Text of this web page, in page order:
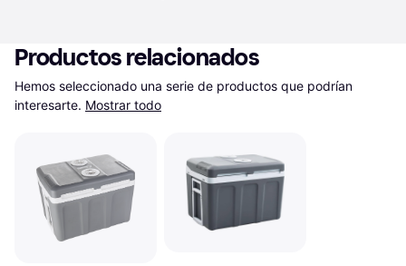
Productos relacionados
Hemos seleccionado una serie de productos que podrían
interesarte. Mostrar todo